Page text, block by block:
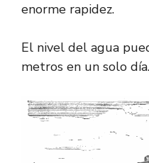
enorme rapidez.
El nivel del agua
metros en un solo día.